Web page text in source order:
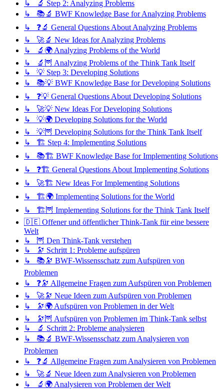
↳ 🔬 Step 2: Analyzing Problems
↳ 📚🔬 BWF Knowledge Base for Analyzing Problems
↳ ❓🔬 General Questions About Analyzing Problems
↳ 🚀🔬 New Ideas for Analyzing Problems
↳ 🔬🌍 Analyzing Problems of the World
↳ 🔬🦉 Analyzing Problems of the Think Tank Itself
↳ 💡 Step 3: Developing Solutions
↳ 📚💡 BWF Knowledge Base for Developing Solutions
↳ ❓💡 General Questions About Developing Solutions
↳ 🚀💡 New Ideas For Developing Solutions
↳ 💡🌍 Developing Solutions for the World
↳ 💡🦉 Developing Solutions for the Think Tank Itself
↳ 🏗️ Step 4: Implementing Solutions
↳ 📚🏗️ BWF Knowledge Base for Implementing Solutions
↳ ❓🏗️ General Questions About Implementing Solutions
↳ 🚀🏗️ New Ideas For Implementing Solutions
↳ 🏗️🌍 Implementing Solutions for the World
↳ 🏗️🦉 Implementing Solutions for the Think Tank Itself
🇩🇪 Offener und öffentlicher Think-Tank für eine bessere
Welt
↳ 🦉 Den Think-Tank verstehen
↳ 🔭 Schritt 1: Probleme aufspüren
↳ 📚🔭 BWF-Wissensschatz zum Aufspüren von
Problemen
↳ ❓🔭 Allgemeine Fragen zum Aufspüren von Problemen
↳ 🚀🔭 Neue Ideen zum Aufspüren von Problemen
↳ 🔭🌍 Aufspüren von Problemen in der Welt
↳ 🔭🦉 Aufspüren von Problemen im Think-Tank selbst
↳ 🔬 Schritt 2: Probleme analysieren
↳ 📚🔬 BWF-Wissensschatz zum Analysieren von
Problemen
↳ ❓🔬 Allgemeine Fragen zum Analysieren von Problemen
↳ 🚀🔬 Neue Ideen zum Analysieren von Problemen
↳ 🔬🌍 Analysieren von Problemen der Welt